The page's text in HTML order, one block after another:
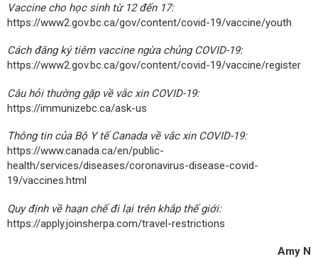
Vaccine cho học sinh từ 12 đến 17:
https://www2.gov.bc.ca/gov/content/covid-19/vaccine/youth
Cách đăng ký tiêm vaccine ngừa chủng COVID-19:
https://www2.gov.bc.ca/gov/content/covid-19/vaccine/register
Câu hỏi thường gặp về vắc xin COVID-19:
https://immunizebc.ca/ask-us
Thông tin của Bộ Y tế Canada về vắc xin COVID-19:
https://www.canada.ca/en/public-
health/services/diseases/coronavirus-disease-covid-
19/vaccines.html
Quy định về haạn chế đi lại trên khắp thế giới:
https://apply.joinsherpa.com/travel-restrictions
Amy N